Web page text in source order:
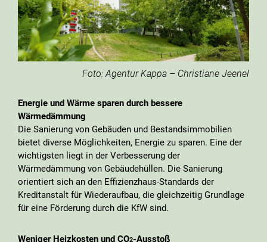
Foto: Agentur Kappa – Christiane Jeenel
Energie und Wärme sparen durch bessere
Wärmedämmung
Die Sanierung von Gebäuden und Bestandsimmobilien
bietet diverse Möglichkeiten, Energie zu sparen. Eine der
wichtigsten liegt in der Verbesserung der
Wärmedämmung von Gebäudehüllen. Die Sanierung
orientiert sich an den Effizienzhaus-Standards der
Kreditanstalt für Wiederaufbau, die gleichzeitig Grundlage
für eine Förderung durch die KfW sind.
Weniger Heizkosten und CO2-Ausstoß